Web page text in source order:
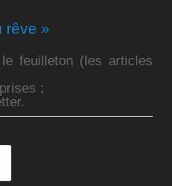
rêve »
feuilleton (les articles
;